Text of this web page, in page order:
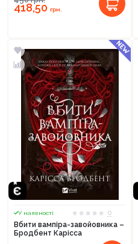
418,50 грн.
У наявності
0
Вбити вампіра-завойовника –
Бродбент Карісса